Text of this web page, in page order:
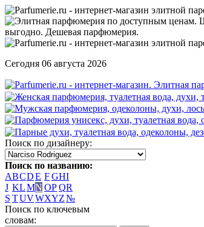
Сегодня 06 августа 2026
Поиск по дизайнеру:
Поиск по названию:
ABCDE FGHI
J KLMN OPQR
S TUVWXYZ№
Поиск по ключевым
словам: